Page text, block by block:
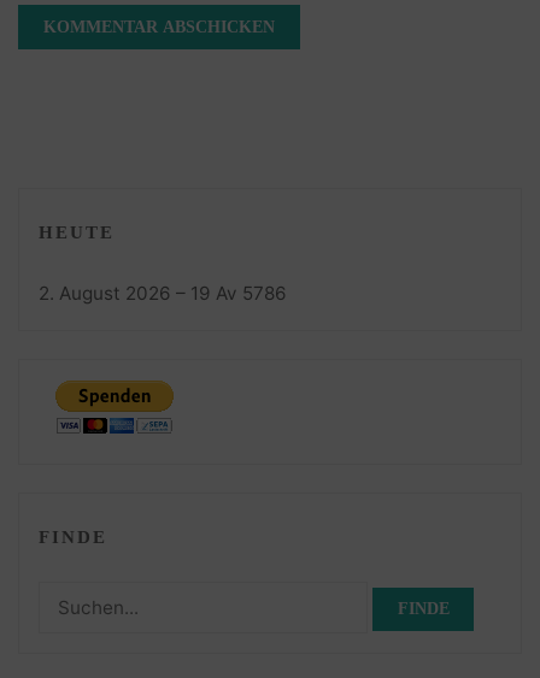
HEUTE
2. August 2026 – 19 Av 5786
FINDE
Suchen